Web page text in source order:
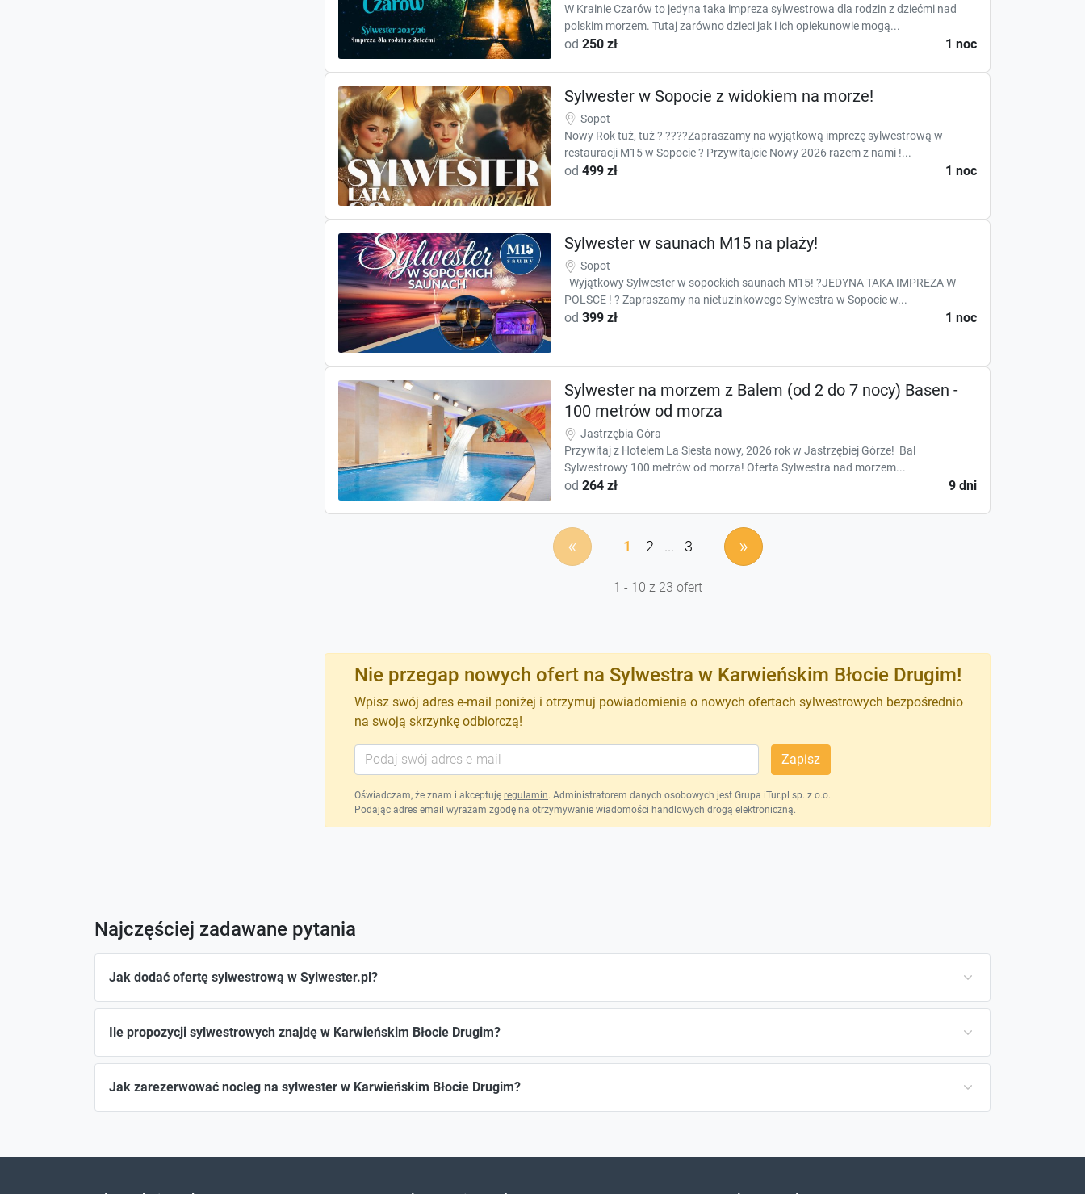
W Krainie Czarów to jedyna taka impreza sylwestrowa dla rodzin z dziećmi nad
polskim morzem. Tutaj zarówno dzieci jak i ich opiekunowie mogą...
od 250 zł 1 noc
Sylwester w Sopocie z widokiem na morze!
Sopot
Nowy Rok tuż, tuż ? ????Zapraszamy na wyjątkową imprezę sylwestrową w
restauracji M15 w Sopocie ? Przywitajcie Nowy 2026 razem z nami !...
od 499 zł 1 noc
Sylwester w saunach M15 na plaży!
Sopot
Wyjątkowy Sylwester w sopockich saunach M15! ?JEDYNA TAKA IMPREZA W
POLSCE ! ? Zapraszamy na nietuzinkowego Sylwestra w Sopocie w...
od 399 zł 1 noc
Sylwester na morzem z Balem (od 2 do 7 nocy) Basen -
100 metrów od morza
Jastrzębia Góra
Przywitaj z Hotelem La Siesta nowy, 2026 rok w Jastrzębiej Górze! Bal
Sylwestrowy 100 metrów od morza! Oferta Sylwestra nad morzem...
od 264 zł 9 dni
« 1 2 ... 3 »
1 - 10 z 23 ofert
Nie przegap nowych ofert na Sylwestra w Karwieńskim Błocie Drugim!
Wpisz swój adres e-mail poniżej i otrzymuj powiadomienia o nowych ofertach sylwestrowych bezpośrednio
na swoją skrzynkę odbiorczą!
Zapisz
Oświadczam, że znam i akceptuję regulamin. Administratorem danych osobowych jest Grupa iTur.pl sp. z o.o.
Podając adres email wyrażam zgodę na otrzymywanie wiadomości handlowych drogą elektroniczną.
Najczęściej zadawane pytania
Jak dodać ofertę sylwestrową w Sylwester.pl?
Ile propozycji sylwestrowych znajdę w Karwieńskim Błocie Drugim?
Jak zarezerwować nocleg na sylwester w Karwieńskim Błocie Drugim?